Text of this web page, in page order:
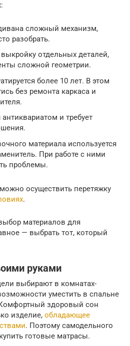
сложный механизм,
разобрать.
отдельных деталей,
сложной геометрии.
более 10 лет. В этом
без ремонта каркаса и
и требует
материала используется
При работе с ними
проблемы.
осуществить перетяжку
.
материалов для
— выбрать тот, который
руками
выбирают в комнатах-
уместить в спальне
здоровый сон
изделие, обладающее
. Поэтому самодельного
готовые матрасы.